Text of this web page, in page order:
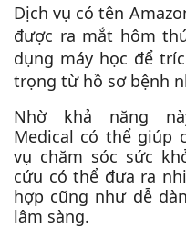
Dịch vụ có tên
được ra mắt hôm
dụng máy học để
trọng từ hồ sơ bệnh
Nhờ khả năng
Medical có thể giúp
vụ chăm sóc sức
cứu có thể đưa ra
hợp cũng như dễ
lâm sàng.